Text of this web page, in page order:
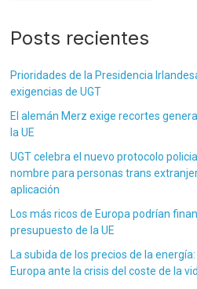
Posts recientes
Prioridades de la Presidencia
exigencias de UGT
El alemán Merz exige recortes
la UE
UGT celebra el nuevo protocolo
nombre para personas trans
aplicación
Los más ricos de Europa podrían
presupuesto de la UE
La subida de los precios de la
Europa ante la crisis del coste de la